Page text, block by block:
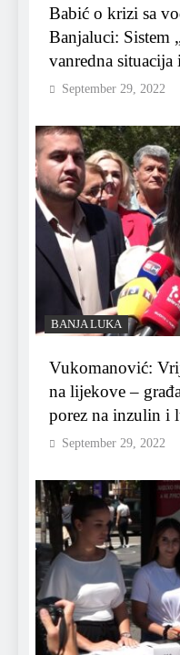
Babić o krizi sa
Banjaluci: Sistem
vanredna situacija
September 29, 2022
BANJA LUKA
Vukomanović:
na lijekove –
porez na inzulin i
September 29, 2022